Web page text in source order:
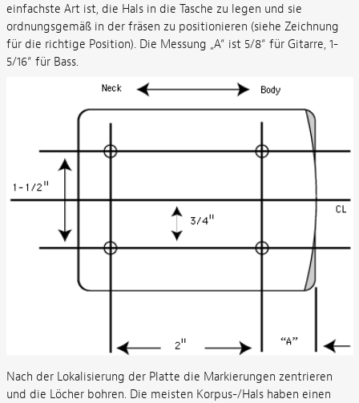
einfachste Art ist, die Hals in die Tasche zu legen und sie
ordnungsgemäß in der fräsen zu positionieren (siehe Zeichnung
für die richtige Position). Die Messung „A“ ist 5/8“ für Gitarre, 1-
5/16“ für Bass.
Nach der Lokalisierung der Platte die Markierungen zentrieren
und die Löcher bohren. Die meisten Korpus-/Hals haben einen